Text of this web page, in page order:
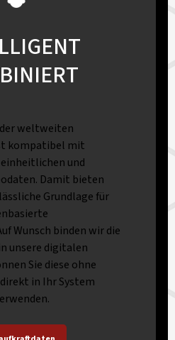
weltweiten
kompatibel mit
und
Damit bieten
Grundlage für
Wunsch binden wir die
unsere digitalen
Sie diese ohne
in Ihr System